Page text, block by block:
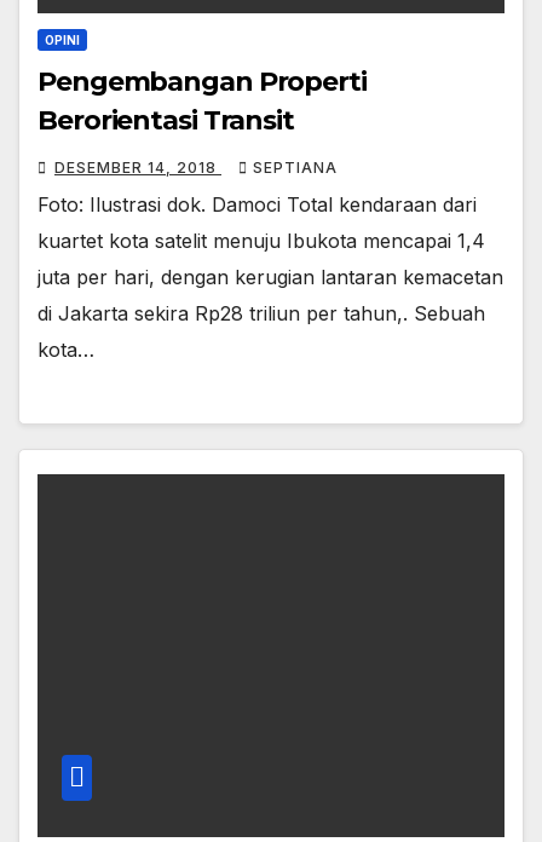
OPINI
Pengembangan Properti
Berorientasi Transit
DESEMBER 14, 2018 SEPTIANA
Foto: Ilustrasi dok. Damoci Total kendaraan dari
kuartet kota satelit menuju Ibukota mencapai 1,4
juta per hari, dengan kerugian lantaran kemacetan
di Jakarta sekira Rp28 triliun per tahun,. Sebuah
kota…